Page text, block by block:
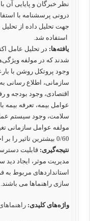
نظر خبرگان و پایایی آن
استفاده شد.
یافته‌ها:
شدند که در مولفه
مولفه عوامل سازمانی
0/60 بیشترین تاثیر را بر اجرای راهنماهای بالینی در ایران داشته اند.
نتیجه‌گیری: قابلیت
مدیریت موثر، ایجاد دید
استانداردهای مربوط به
سازی راهنماها می باشند.
واژه‌های کلیدی: